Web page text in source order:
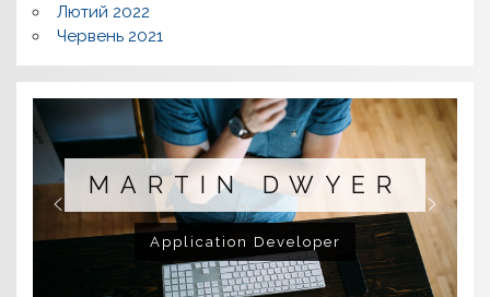
Лютий 2022
Червень 2021
MARTIN DWYER
Application Developer